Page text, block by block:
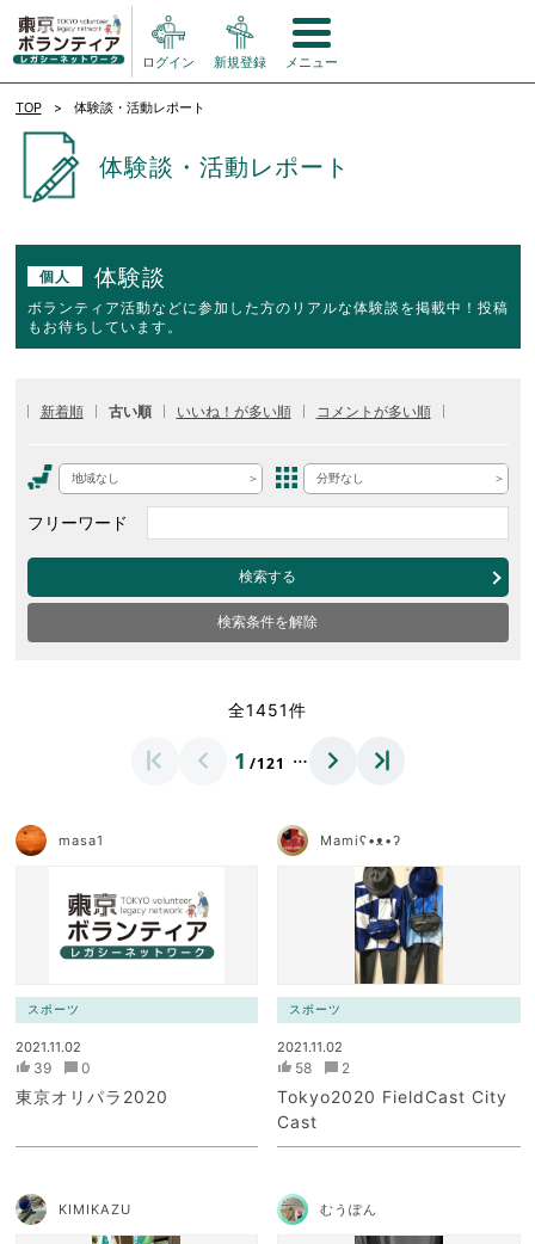
ログイン 新規登録 メニュー
TOP 体験談・活動レポート
体験談・活動レポート
個人 体験談
ボランティア活動などに参加した方のリアルな体験談を掲載中！投稿
もお待ちしています。
新着順 古い順 いいね！が多い順 コメントが多い順
地域なし 分野なし
フリーワード
検索する
検索条件を解除
全1451件
1 /121 …
masa1
スポーツ
2021.11.02
39 0
東京オリパラ2020
Mamiʕ•ᴥ•ʔ
スポーツ
2021.11.02
58 2
Tokyo2020 FieldCast City
Cast
KIMIKAZU むうぽん